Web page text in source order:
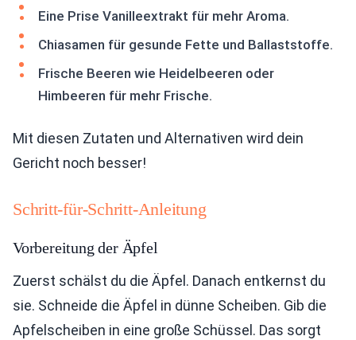
Eine Prise Vanilleextrakt für mehr Aroma.
Chiasamen für gesunde Fette und Ballaststoffe.
Frische Beeren wie Heidelbeeren oder
Himbeeren für mehr Frische.
Mit diesen Zutaten und Alternativen wird dein
Gericht noch besser!
Schritt-für-Schritt-Anleitung
Vorbereitung der Äpfel
Zuerst schälst du die Äpfel. Danach entkernst du
sie. Schneide die Äpfel in dünne Scheiben. Gib die
Apfelscheiben in eine große Schüssel. Das sorgt